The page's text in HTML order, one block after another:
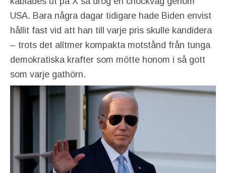
USA. Bara några dagar tidigare hade Biden envist
hållit fast vid att han till varje pris skulle kandidera
– trots det alltmer kompakta motstånd från tunga
demokratiska krafter som mötte honom i så gott
som varje gathörn.